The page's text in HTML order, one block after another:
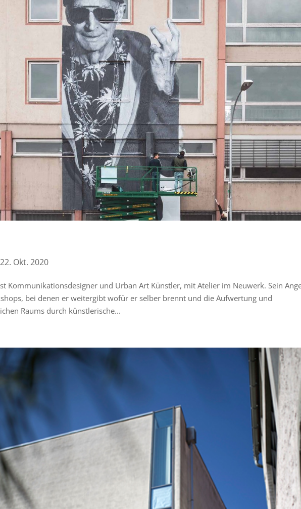
22. Okt. 2020
Kommunikationsdesigner und Urban Art Künstler, mit Atelier im Neuwerk. Sein
bei denen er weitergibt wofür er selber brennt und die Aufwertung und
Raums durch künstlerische...